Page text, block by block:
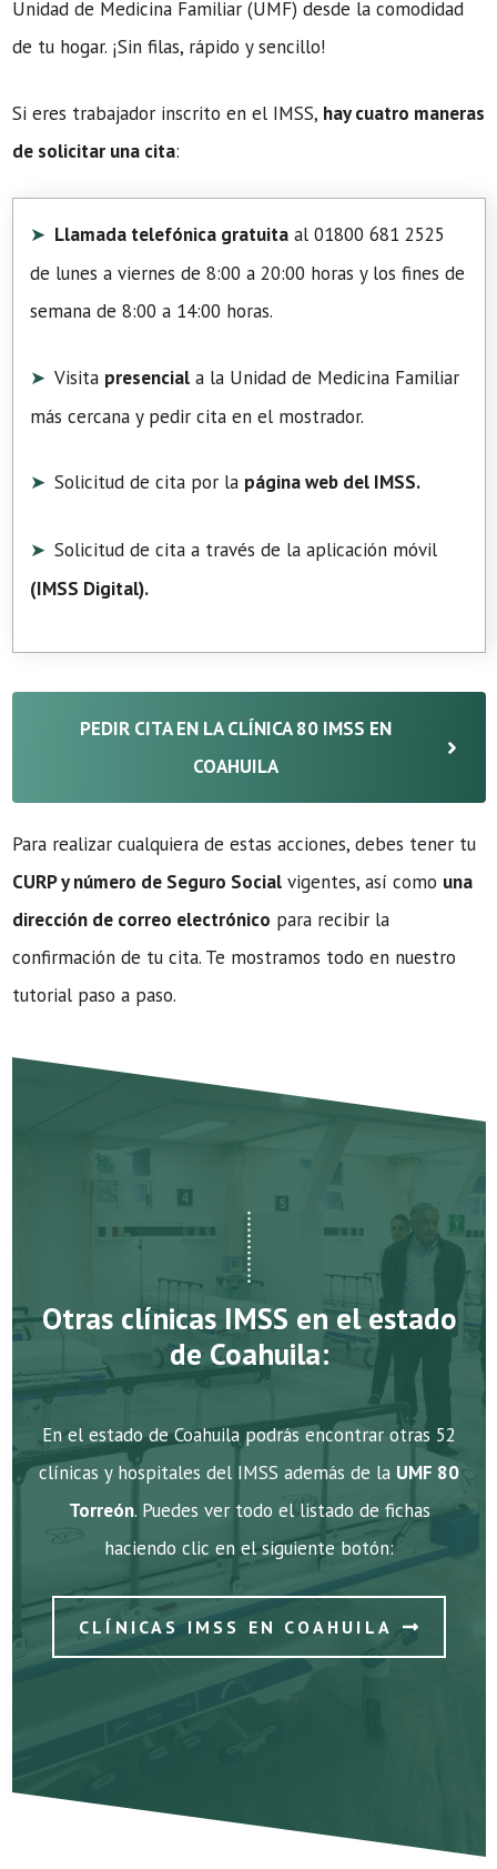
Unidad de Medicina Familiar (UMF) desde la comodidad
de tu hogar. ¡Sin filas, rápido y sencillo!
Si eres trabajador inscrito en el IMSS, hay cuatro maneras
de solicitar una cita:
Llamada telefónica gratuita al 01800 681 2525
de lunes a viernes de 8:00 a 20:00 horas y los fines de
semana de 8:00 a 14:00 horas.
Visita presencial a la Unidad de Medicina Familiar
más cercana y pedir cita en el mostrador.
Solicitud de cita por la página web del IMSS.
Solicitud de cita a través de la aplicación móvil
(IMSS Digital).
PEDIR CITA EN LA CLÍNICA 80 IMSS EN
COAHUILA
Para realizar cualquiera de estas acciones, debes tener tu
CURP y número de Seguro Social vigentes, así como una
dirección de correo electrónico para recibir la
confirmación de tu cita. Te mostramos todo en nuestro
tutorial paso a paso.
Otras clínicas IMSS en el estado
de Coahuila:
En el estado de Coahuila podrás encontrar otras 52
clínicas y hospitales del IMSS además de la UMF 80
Torreón. Puedes ver todo el listado de fichas
haciendo clic en el siguiente botón:
CLÍNICAS IMSS EN COAHUILA